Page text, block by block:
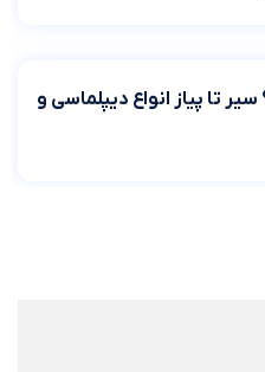
تا پیاز انواع دیپلماسی و